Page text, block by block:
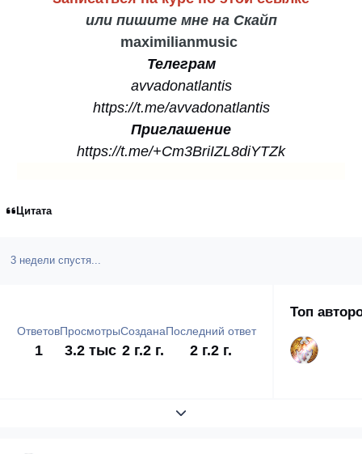
или пишите мне на Скайп
maximilianmusic
Телеграм
avvadonatlantis
https://t.me/avvadonatlantis
Приглашение
https://t.me/+Cm3BriIZL8diYTZk
Цитата
3 недели спустя...
Ответов
1
Просмотры
3.2 тыс
Создана
2 г.2 г.
Последний ответ
2 г.2 г.
Топ
Развернуть обзор темы